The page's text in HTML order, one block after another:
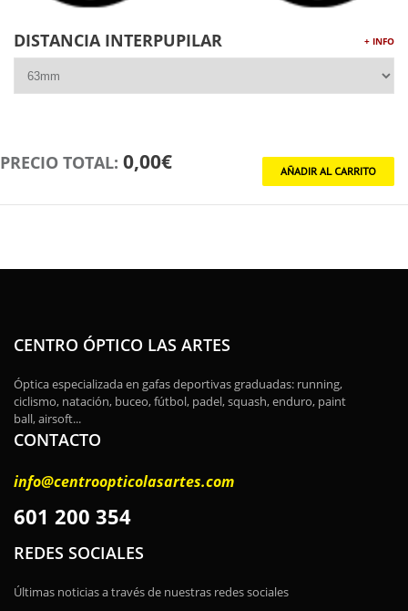
DISTANCIA INTERPUPILAR + INFO
PRECIO TOTAL: 0,00€
CENTRO ÓPTICO LAS ARTES
Óptica especializada en gafas deportivas graduadas: running,
ciclismo, natación, buceo, fútbol, padel, squash, enduro, paint
ball, airsoft...
CONTACTO
info@centroopticolasartes.com
601 200 354
REDES SOCIALES
Últimas noticias a través de nuestras redes sociales